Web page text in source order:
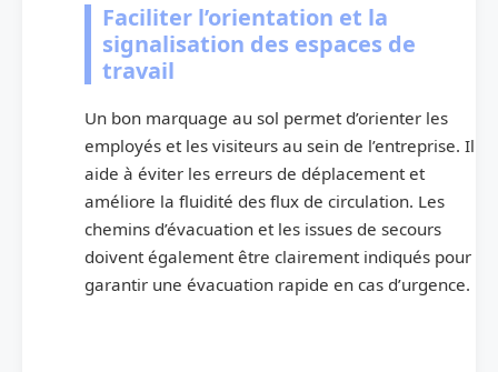
Faciliter l’orientation et la
signalisation des espaces de
travail
Un bon marquage au sol permet d’orienter les
employés et les visiteurs au sein de l’entreprise. Il
aide à éviter les erreurs de déplacement et
améliore la fluidité des flux de circulation. Les
chemins d’évacuation et les issues de secours
doivent également être clairement indiqués pour
garantir une évacuation rapide en cas d’urgence.